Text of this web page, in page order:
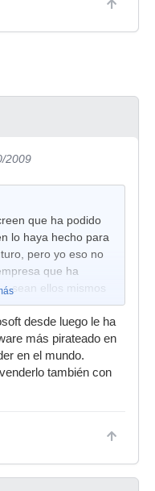
2009
que ha podido
lo haya hecho para
pero yo eso no
que ha
sean ellos mismos
desde luego le ha
más pirateado en
en el mundo.
también con